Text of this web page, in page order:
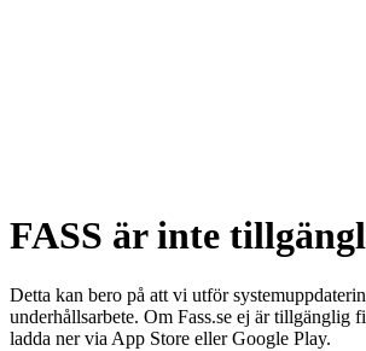
FASS är inte
Detta kan bero på att vi utför
underhållsarbete. Om Fass.se ej är tillgänglig
ladda ner via App Store eller Google Play.